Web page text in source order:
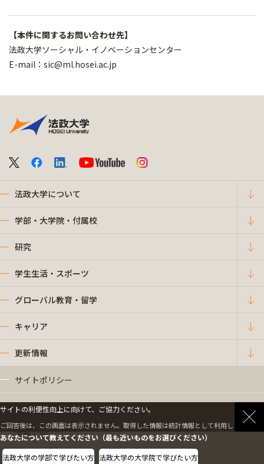
【本件に関するお問い合わせ先】
法政大学ソーシャル・イノベーションセンター
E-mail：sic@ml.hosei.ac.jp
法政大学について
学部・大学院・付属校
研究
学生生活・スポーツ
グローバル教育・留学
キャリア
更新情報
サイトポリシー
プライバシーポリシー
情報公開
採用情報
サイトの利便性向上に向けて、ご協力ください。
ご回答後は、この画面は表示されません。取得した情報は統計情報として利用します。
あなたについて教えてください（最も近いものをお選びください）
法政大学の学部で学びたい方 法政大学の大学院で学びたい方